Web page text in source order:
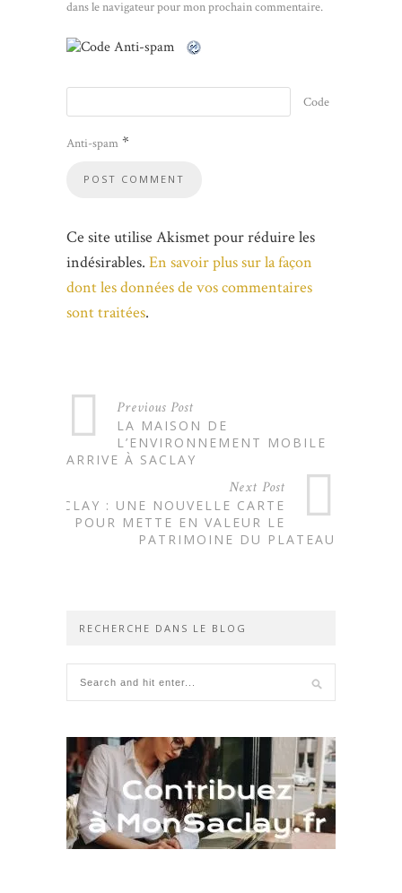
dans le navigateur pour mon prochain commentaire.
Code
Anti-spam *
Ce site utilise Akismet pour réduire les
indésirables. En savoir plus sur la façon
dont les données de vos commentaires
sont traitées.
Previous Post
LA MAISON DE
L’ENVIRONNEMENT MOBILE
ARRIVE À SACLAY
Next Post
SACLAY : UNE NOUVELLE CARTE
POUR METTE EN VALEUR LE
PATRIMOINE DU PLATEAU
RECHERCHE DANS LE BLOG